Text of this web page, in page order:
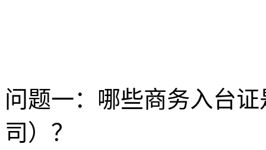
问题一：哪些商务入台
司）？